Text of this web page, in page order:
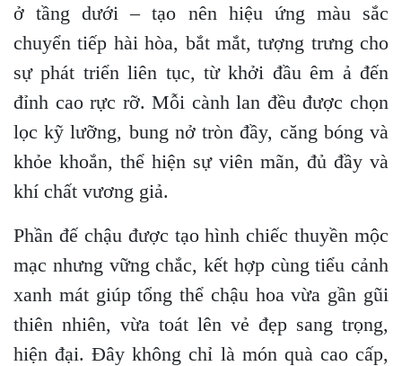
ở tầng dưới – tạo nên hiệu ứng màu sắc
chuyển tiếp hài hòa, bắt mắt, tượng trưng cho
sự phát triển liên tục, từ khởi đầu êm ả đến
đỉnh cao rực rỡ. Mỗi cành lan đều được chọn
lọc kỹ lưỡng, bung nở tròn đầy, căng bóng và
khỏe khoắn, thể hiện sự viên mãn, đủ đầy và
khí chất vương giả.
Phần đế chậu được tạo hình chiếc thuyền mộc
mạc nhưng vững chắc, kết hợp cùng tiểu cảnh
xanh mát giúp tổng thể chậu hoa vừa gần gũi
thiên nhiên, vừa toát lên vẻ đẹp sang trọng,
hiện đại. Đây không chỉ là món quà cao cấp,